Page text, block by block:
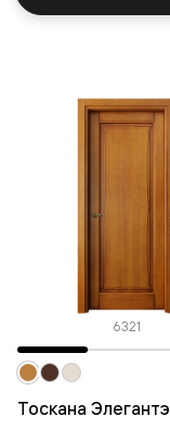
6321
Тоскана Элегантэ